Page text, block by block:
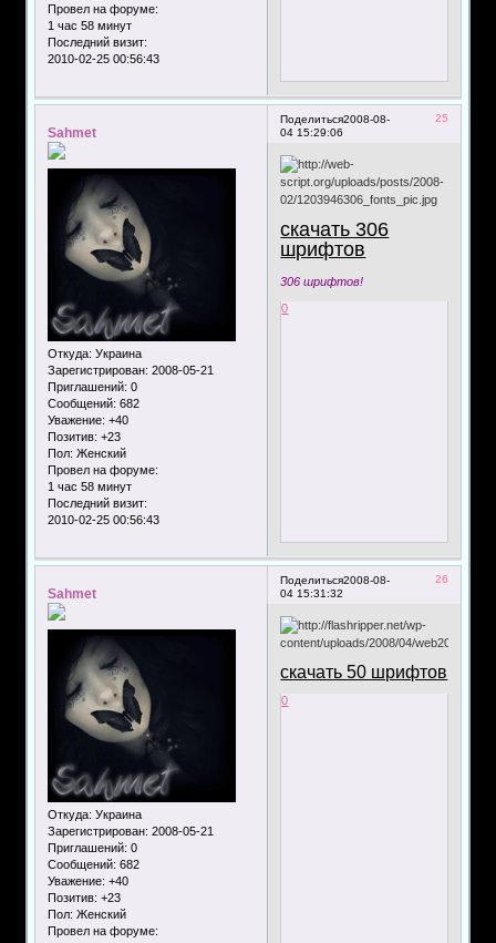
Провел на форуме:
1 час 58 минут
Последний визит:
2010-02-25 00:56:43
Поделиться 25
2008-08-
04 15:29:06
Sahmet
Откуда: Украина
Зарегистрирован: 2008-05-21
Приглашений: 0
Сообщений: 682
Уважение: +40
Позитив: +23
Пол: Женский
Провел на форуме:
1 час 58 минут
Последний визит:
2010-02-25 00:56:43
скачать 306
шрифтов
306 шрифтов!
0
Поделиться 26
2008-08-
04 15:31:32
Sahmet
Откуда: Украина
Зарегистрирован: 2008-05-21
Приглашений: 0
Сообщений: 682
Уважение: +40
Позитив: +23
Пол: Женский
Провел на форуме:
скачать 50 шрифтов
0